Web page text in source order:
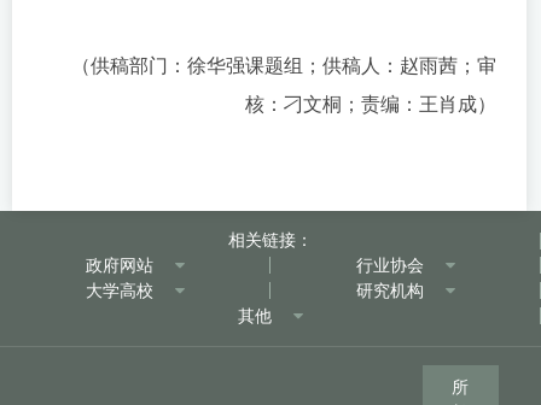
（供稿部门：徐华强课题组；供稿人：赵雨茜；审
核：刁文桐；责编：王肖成）
相关链接：
政府网站
行业协会
大学高校
研究机构
其他
所